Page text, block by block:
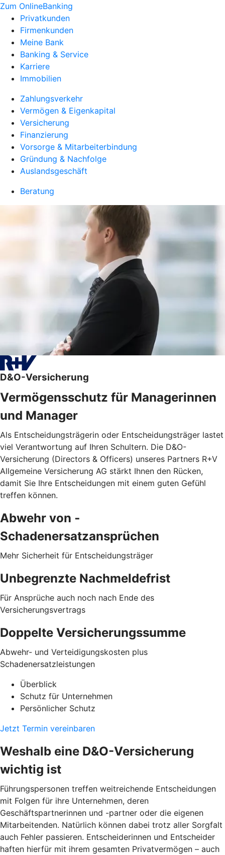
Zum OnlineBanking
Privatkunden
Firmenkunden
Meine Bank
Banking & Service
Karriere
Immobilien
Zahlungsverkehr
Vermögen & Eigenkapital
Versicherung
Finanzierung
Vorsorge & Mitarbeiterbindung
Gründung & Nachfolge
Auslandsgeschäft
Beratung
D&O-Versicherung
Vermögensschutz für Managerinnen
und Manager
Als Entscheidungsträgerin oder Entscheidungsträger lastet
viel Verantwortung auf Ihren Schultern. Die D&O-
Versicherung (Directors & Officers) unseres Partners R+V
Allgemeine Versicherung AG stärkt Ihnen den Rücken,
damit Sie Ihre Entscheidungen mit einem guten Gefühl
treffen können.
Abwehr von ­
Schadenersatzansprüchen
Mehr Sicherheit für Entscheidungsträger
Unbegrenzte Nachmeldefrist
Für Ansprüche auch noch nach Ende des
Versicherungsvertrags
Doppelte Versicherungssumme
Abwehr- und Verteidigungskosten plus
Schadenersatzleistungen
Überblick
Schutz für Unternehmen
Persönlicher Schutz
Jetzt Termin vereinbaren
Weshalb eine D&O-Versicherung
wichtig ist
Führungspersonen treffen weitreichende Entscheidungen
mit Folgen für ihre Unternehmen, deren
Geschäftspartnerinnen und -partner oder die eigenen
Mitarbeitenden. Natürlich können dabei trotz aller Sorgfalt
auch Fehler passieren. Entscheiderinnen und Entscheider
haften hierfür mit ihrem gesamten Privatvermögen – auch